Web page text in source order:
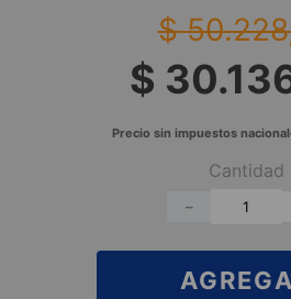
$ 50.228
$ 30.
Precio sin impuestos
Cantidad
－